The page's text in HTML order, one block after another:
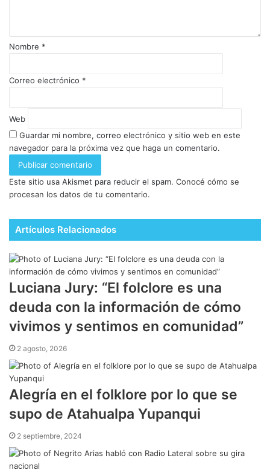
Nombre *
Correo electrónico *
Web
Guardar mi nombre, correo electrónico y sitio web en este
navegador para la próxima vez que haga un comentario.
Este sitio usa Akismet para reducir el spam. Conocé cómo se
procesan los datos de tu comentario.
Artículos Relacionados
Luciana Jury: “El folclore es una
deuda con la información de cómo
vivimos y sentimos en comunidad”
2 agosto, 2026
Alegría en el folklore por lo que se
supo de Atahualpa Yupanqui
2 septiembre, 2024